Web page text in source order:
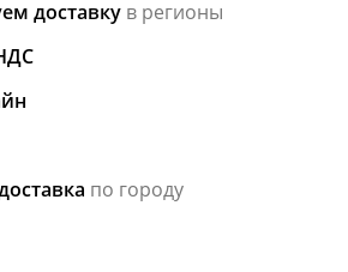
доставку в регионы
по городу